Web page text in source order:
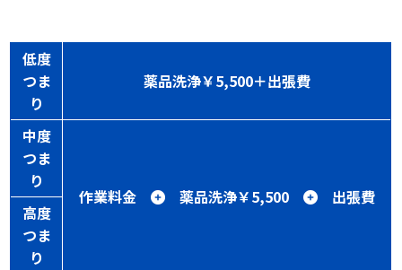
低度
つま
り
薬品洗浄￥5,500＋出張費
中度
つま
り
作業料金 薬品洗浄￥5,500 出張費
高度
つま
り